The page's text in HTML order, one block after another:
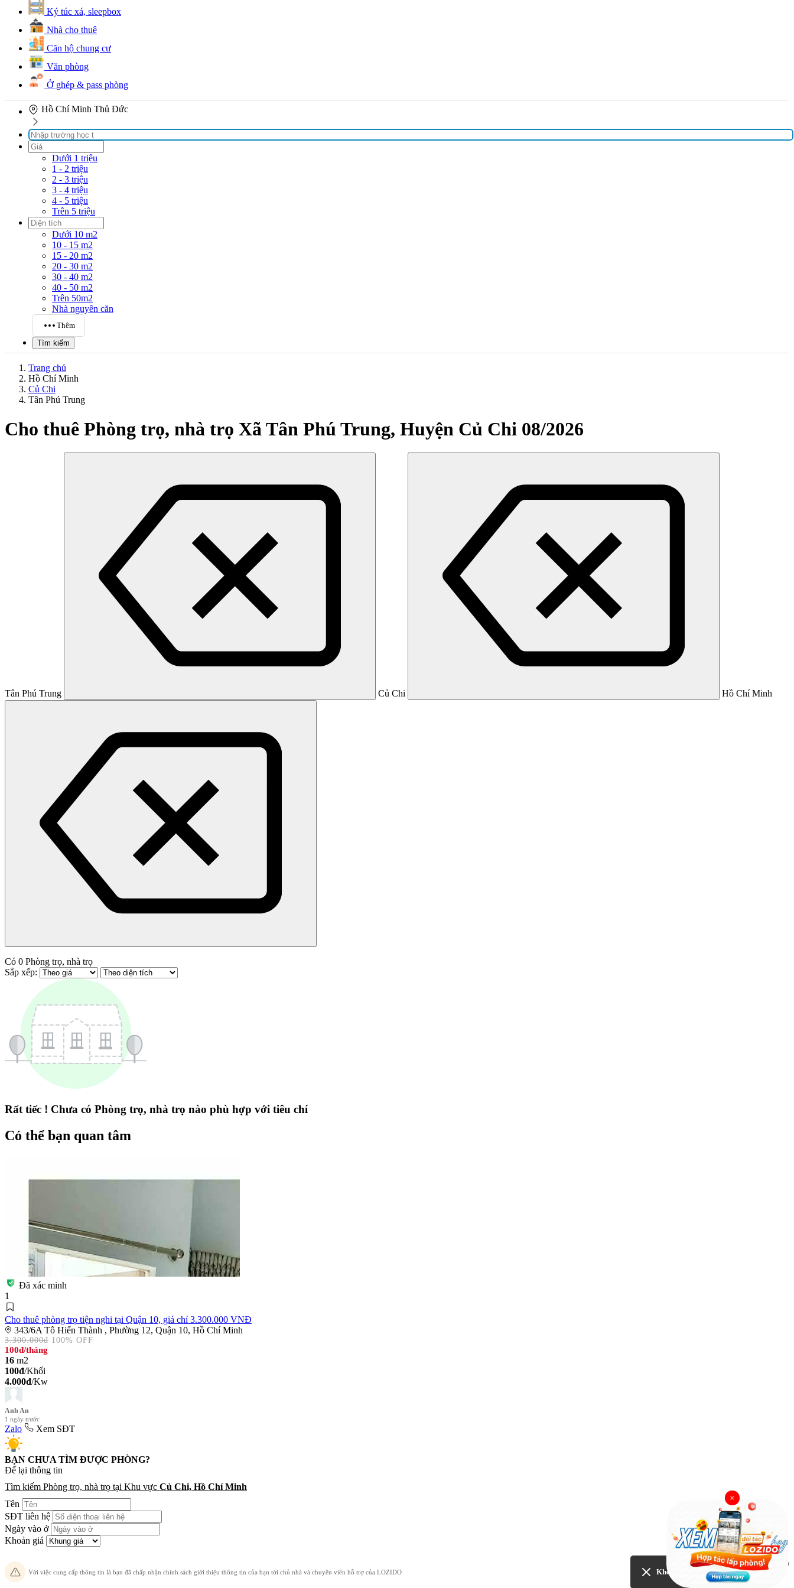
Ký túc xá, sleepbox
Nhà cho thuê
Căn hộ chung cư
Văn phòng
Ở ghép & pass phòng
Hồ Chí Minh Thủ Đức
Dưới 1 triệu
1 - 2 triệu
2 - 3 triệu
3 - 4 triệu
4 - 5 triệu
Trên 5 triệu
Dưới 10 m2
10 - 15 m2
15 - 20 m2
20 - 30 m2
30 - 40 m2
40 - 50 m2
Trên 50m2
Nhà nguyên căn
Thêm
Tìm kiếm
Trang chủ
Hồ Chí Minh
Củ Chi
Tân Phú Trung
Cho thuê Phòng trọ, nhà trọ Xã Tân Phú Trung, Huyện Củ Chi 08/2026
Tân Phú Trung Củ Chi Hồ Chí Minh
Có 0 Phòng trọ, nhà trọ
Sắp xếp:
Rất tiếc ! Chưa có Phòng trọ, nhà trọ nào phù hợp với tiêu chí
Có thể bạn quan tâm
Đã xác minh
1
Cho thuê phòng trọ tiện nghi tại Quận 10, giá chỉ 3.300.000 VNĐ
343/6A Tô Hiến Thành , Phường 12, Quận 10, Hồ Chí Minh
3.300.000đ 100% OFF
100đ/tháng
16 m2
100đ/Khối
4.000đ/Kw
Anh An
1 ngày trước
Zalo Xem SĐT
BẠN CHƯA TÌM ĐƯỢC PHÒNG?
Để lại thông tin chuyên v
Tìm kiếm Phòng trọ, nhà trọ tại Khu vực Củ Chi, Hồ Chí Minh
Tên
SĐT liên hệ
Ngày vào ở
Khoản giá
Với việc cung cấp thông tin là bạn đã chấp nhận chính sách giới thiệu thông tin của bạn tới chủ nhà và chuyên viên hỗ trợ của LOZIDO Không quan tâm
Yêu cầu hỗ trợ
×